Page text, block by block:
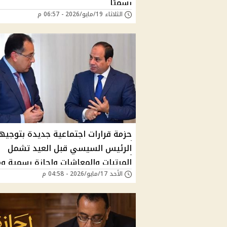
الثلاثاء 19/مايو/2026 - 06:57 م
حزمة قرارات اجتماعية جديدة
الرئيس السيسي قبل العيد تشمل
المرتبات والمعاشات وإجازة رسمية
مالية
الأحد 17/مايو/2026 - 04:58 م